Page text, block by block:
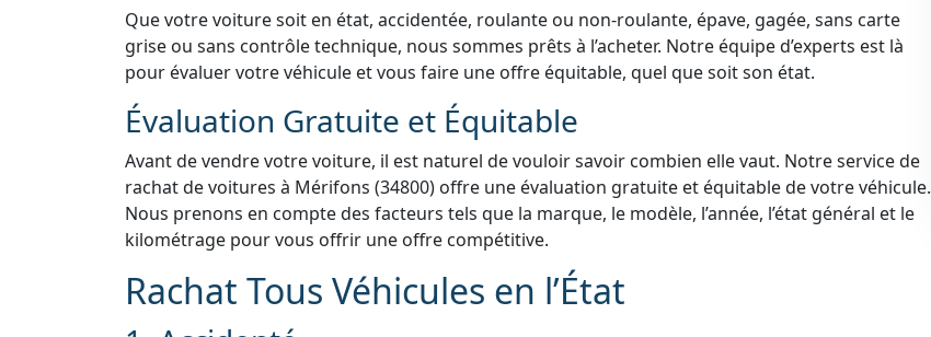
Que votre voiture soit en état, accidentée, roulante ou non-roulante, épave, gagée, sans carte
grise ou sans contrôle technique, nous sommes prêts à l’acheter. Notre équipe d’experts est là
pour évaluer votre véhicule et vous faire une offre équitable, quel que soit son état.
Évaluation Gratuite et Équitable
Avant de vendre votre voiture, il est naturel de vouloir savoir combien elle vaut. Notre service de
rachat de voitures à Mérifons (34800) offre une évaluation gratuite et équitable de votre véhicule.
Nous prenons en compte des facteurs tels que la marque, le modèle, l’année, l’état général et le
kilométrage pour vous offrir une offre compétitive.
Rachat Tous Véhicules en l’État